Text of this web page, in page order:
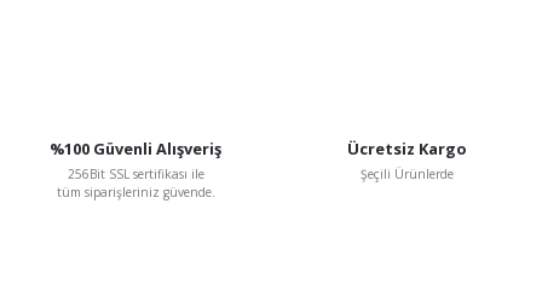
%100 Güvenli Alışveriş
256Bit SSL sertifikası ile
tüm siparişleriniz güvende.
Ücretsiz Kargo
Şeçili Ürünlerde